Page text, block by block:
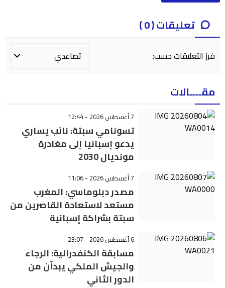
تعليقات ( 0 )
فرز التعليقات حسب:
مقــــالات
7 أغسطس 2026 - 12:44
تسونامي سبتة: نائب يساري
يدعو إسبانيا إلى مغادرة
مونديال 2030
7 أغسطس 2026 - 11:06
مصدر دبلوماسي: المغرب
مستعد لاستعادة القاصرين من
سبتة بشراكة إسبانية
6 أغسطس 2026 - 23:07
مسابقة الكنفدرالية: الرجاء
والجيش الملكي يبدآن من
الدور الثاني